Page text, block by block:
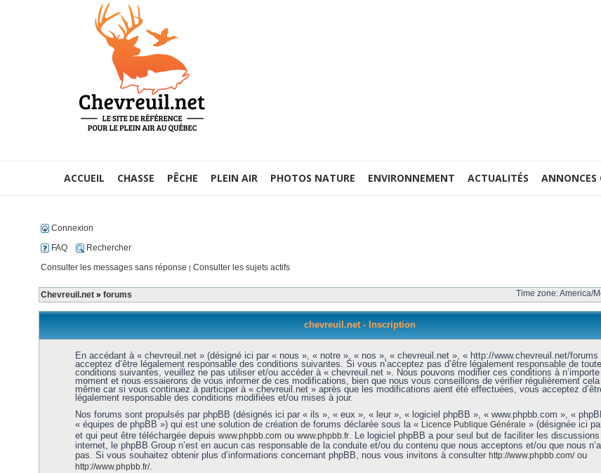
ACCUEIL CHASSE PÊCHE PLEIN AIR PHOTOS NATURE ENVIRONNEMENT ACTUALITÉS ANNONCES
Connexion
FAQ
Rechercher
Consulter les messages sans réponse | Consulter les sujets actifs
Chevreuil.net » forums Time zone: America/
chevreuil.net - Inscription
En accédant à « chevreuil.net » (désigné ici par « nous », « notre », « nos », « chevreuil.net », « http://www.chevreuil.net/forums
acceptez d’être légalement responsable des conditions suivantes. Si vous n’acceptez pas d’être légalement responsable de
conditions suivantes, veuillez ne pas utiliser et/ou accéder à « chevreuil.net ». Nous pouvons modifier ces conditions à n’importe
moment et nous essaierons de vous informer de ces modifications, bien que nous vous conseillons de vérifier régulièrement
même car si vous continuez à participer à « chevreuil.net » après que les modifications aient été effectuées, vous acceptez
légalement responsable des conditions modifiées et/ou mises à jour.
Nos forums sont propulsés par phpBB (désignés ici par « ils », « eux », « leur », « logiciel phpBB », « www.phpbb.com », «
« équipes de phpBB ») qui est une solution de création de forums déclarée sous la « Licence Publique Générale » (désignée ici
et qui peut être téléchargée depuis www.phpbb.comou www.phpbb.fr. Le logiciel phpBB a pour seul but de faciliter les
internet, le phpBB Group n’est en aucun cas responsable de la conduite et/ou du contenu que nous acceptons et/ou que nous
pas. Si vous souhaitez obtenir plus d’informations concernant phpBB, nous vous invitons à consulter http://www.phpbb.com/ou
http://www.phpbb.fr/.